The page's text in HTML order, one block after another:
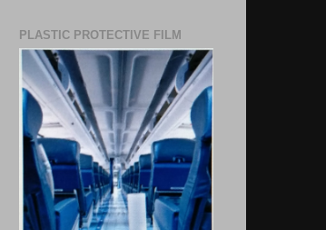
PLASTIC PROTECTIVE FILM